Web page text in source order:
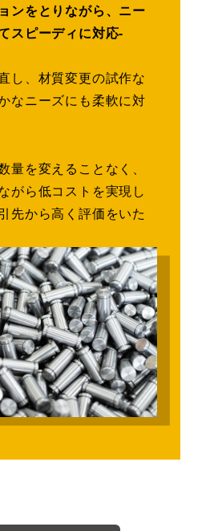
ンをとりながら、ニー
スピーディに対応-
し、材質変更の試作な
なニーズにも柔軟に対
量を変えることなく、
がら低コストを実現し
先から高く評価をいた